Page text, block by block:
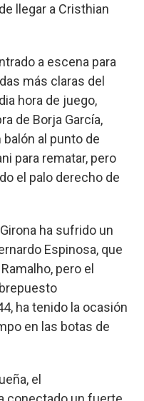
llegar a Cristhian
a escena para
más claras del
hora de juego,
de Borja García,
al punto de
para rematar, pero
el palo derecho de
ha sufrido un
Espinosa, que
pero el
ha tenido la ocasión
en las botas de
el